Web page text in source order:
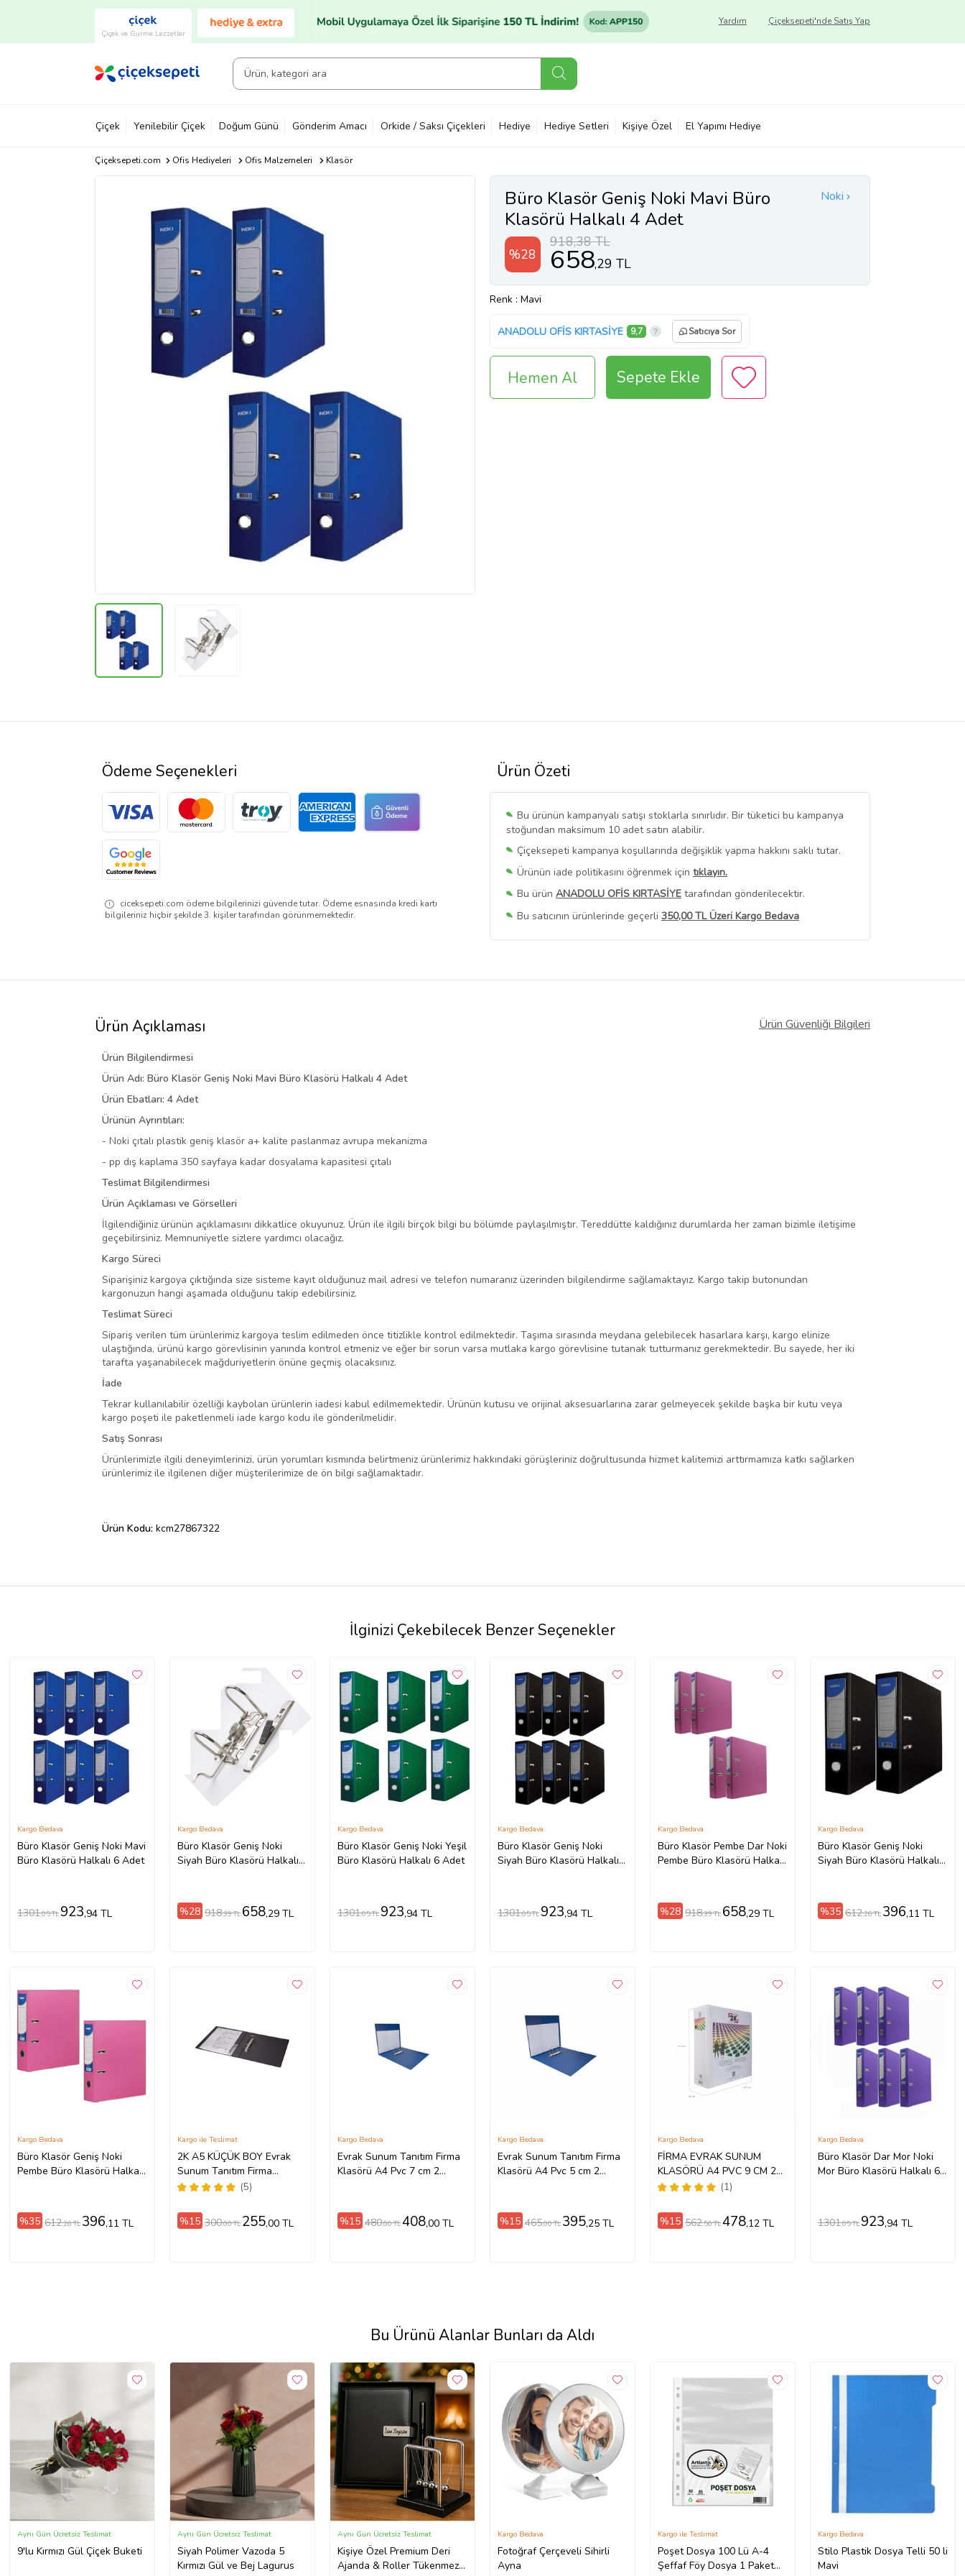
Çiçek ve Gurme Lezzetler
Çiçeksepeti'nde Satış Yap
Yardım
Çiçek Yenilebilir Çiçek Doğum Günü Gönderim Amacı Orkide / Saksı Çiçekleri Hediye Hediye Setleri Kişiye Özel El Yapımı Hediye
Çiçeksepeti.com Ofis Hediyeleri Ofis Malzemeleri Klasör
Noki
Büro Klasör Geniş Noki Mavi Büro
Klasörü Halkalı 4 Adet
%28
918,38 TL
658,29 TL
Renk : Mavi
ANADOLU OFİS KIRTASİYE 9,7 Satıcıya Sor
Hemen Al Sepete Ekle
Ürün Özeti
Bu ürünün kampanyalı satışı stoklarla sınırlıdır. Bir tüketici bu kampanya
stoğundan maksimum 10 adet satın alabilir.
Çiçeksepeti kampanya koşullarında değişiklik yapma hakkını saklı tutar.
Ürünün iade politikasını öğrenmek için tıklayın.
Bu ürün ANADOLU OFİS KIRTASİYE tarafından gönderilecektir.
Bu satıcının ürünlerinde geçerli 350,00 TL Üzeri Kargo Bedava
Bu SatıcınınTüm Ürünlerini Görüntüle
Ödeme Seçenekleri
ciceksepeti.com ödeme bilgilerinizi güvende tutar. Ödeme esnasında kredi kartı
bilgileriniz hiçbir şekilde 3. kişiler tarafından görünmemektedir.
Ürün Açıklaması Ürün Güvenliği Bilgileri
Ürün Bilgilendirmesi
Ürün Adı: Büro Klasör Geniş Noki Mavi Büro Klasörü Halkalı 4 Adet
Ürün Ebatları: 4 Adet
Ürünün Ayrıntıları:
- Noki çıtalı plastik geniş klasör a+ kalite paslanmaz avrupa mekanizma
- pp dış kaplama 350 sayfaya kadar dosyalama kapasitesi çıtalı
Teslimat Bilgilendirmesi
Ürün Açıklaması ve Görselleri
İlgilendiğiniz ürünün açıklamasını dikkatlice okuyunuz. Ürün ile ilgili birçok bilgi bu bölümde paylaşılmıştır. Tereddütte kaldığınız durumlarda her zaman bizimle iletişime
geçebilirsiniz. Memnuniyetle sizlere yardımcı olacağız.
Kargo Süreci
Siparişiniz kargoya çıktığında size sisteme kayıt olduğunuz mail adresi ve telefon numaranız üzerinden bilgilendirme sağlamaktayız. Kargo takip butonundan
kargonuzun hangi aşamada olduğunu takip edebilirsiniz.
Teslimat Süreci
Sipariş verilen tüm ürünlerimiz kargoya teslim edilmeden önce titizlikle kontrol edilmektedir. Taşıma sırasında meydana gelebilecek hasarlara karşı, kargo elinize
ulaştığında, ürünü kargo görevlisinin yanında kontrol etmeniz ve eğer bir sorun varsa mutlaka kargo görevlisine tutanak tutturmanız gerekmektedir. Bu sayede, her iki
tarafta yaşanabilecek mağduriyetlerin önüne geçmiş olacaksınız.
İade
Tekrar kullanılabilir özelliği kaybolan ürünlerin iadesi kabul edilmemektedir. Ürünün kutusu ve orijinal aksesuarlarına zarar gelmeyecek şekilde başka bir kutu veya
kargo poşeti ile paketlenmeli iade kargo kodu ile gönderilmelidir.
Satış Sonrası
Ürünlerimizle ilgili deneyimlerinizi, ürün yorumları kısmında belirtmeniz ürünlerimiz hakkındaki görüşleriniz doğrultusunda hizmet kalitemizi arttırmamıza katkı sağlarken
ürünlerimiz ile ilgilenen diğer müşterilerimize de ön bilgi sağlamaktadır.
Ürün Kodu: kcm27867322
İlginizi Çekebilecek Benzer Seçenekler
Büro Klasör Geniş Noki Mavi
Büro Klasörü Halkalı 6 Adet
Kargo Bedava
1301,05 TL 923,94 TL
Büro Klasör Geniş Noki
Siyah Büro Klasörü Halkalı 4
Kargo Bedava
%28 918,39 TL 658,29 TL
Büro Klasör Geniş Noki Yeşil
Büro Klasörü Halkalı 6 Adet
Kargo Bedava
1301,05 TL 923,94 TL
Büro Klasör Geniş Noki
Siyah Büro Klasörü Halkalı 6
Kargo Bedava
1301,05 TL 923,94 TL
Büro Klasör Pembe Dar Noki
Pembe Büro Klasörü Halkalı
Kargo Bedava
%28 918,39 TL 658,29 TL
Büro Klasör Geniş Noki
Siyah Büro Klasörü Halkalı 2
Kargo Bedava
%35 612,26 TL 396,11 TL
Büro Klasör Geniş Noki
Pembe Büro Klasörü Halkalı
Kargo Bedava
%35 612,26 TL 396,11 TL
2K A5 KÜÇÜK BOY Evrak
Sunum Tanıtım Firma
Klasörü Pvc 3 cm 2 Halkalı
Binder File 19,5x23 cm
(Siyah) DİKKAT SADECE A5
(5)
Kargo ile Teslimat
%15 300,00 TL 255,00 TL
Evrak Sunum Tanıtım Firma
Klasörü A4 Pvc 7 cm 2
27,5x32 cm (Mavi)
Kargo Bedava
%15 480,00 TL408,00 TL
Evrak Sunum Tanıtım Firma
Klasörü A4 Pvc 5 cm 2
27,5x32 cm (Mavi)
Kargo Bedava
%15 465,00 TL 395,25 TL
FİRMA EVRAK SUNUM
KLASÖRÜ A4 PVC 9 CM 2
HALKALI (650 YAPRAK)
(1)
Kargo Bedava
%15 562,50 TL478,12 TL
Büro Klasör Dar Mor Noki
Mor Büro Klasörü Halkalı 6
Kargo Bedava
1301,05 TL 923,94 TL
Bu Ürünü Alanlar Bunları da Aldı
9'lu Kırmızı Gül Çiçek Buketi
Aynı Gün Ücretsiz Teslimat
Siyah Polimer Vazoda 5
Kırmızı Gül ve Bej Lagurus
Aynı Gün Ücretsiz Teslimat
Kişiye Özel Premium Deri
Ajanda & Roller Tükenmez
Aynı Gün Ücretsiz Teslimat
Fotoğraf Çerçeveli Sihirli
Ayna
Kargo Bedava
Poşet Dosya 100 Lü A-4
Şeffaf Föy Dosya 1 Paket
Kargo ile Teslimat
Stilo Plastik Dosya Telli 50 li
Mavi
Kargo Bedava